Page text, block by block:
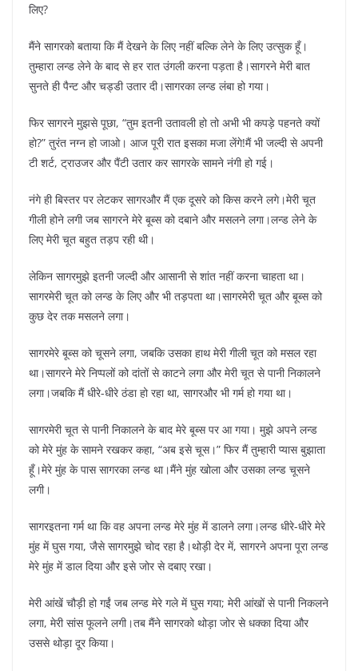
लिए?
मैंने सागरको बताया कि मैं देखने के लिए नहीं बल्कि लेने के लिए उत्सुक हूँ।
तुम्हारा लन्ड लेने के बाद से हर रात उंगली करना पड़ता है।सागरने मेरी बात
सुनते ही पैन्ट और चड्डी उतार दी।सागरका लन्ड लंबा हो गया।
फिर सागरने मुझसे पूछा, “तुम इतनी उतावली हो तो अभी भी कपड़े पहनते क्यों
हो?” तुरंत नग्न हो जाओ। आज पूरी रात इसका मजा लेंगे!मैं भी जल्दी से अपनी
टी शर्ट, ट्राउजर और पैंटी उतार कर सागरके सामने नंगी हो गई।
नंगे ही बिस्तर पर लेटकर सागरऔर मैं एक दूसरे को किस करने लगे।मेरी चूत
गीली होने लगी जब सागरने मेरे बूब्स को दबाने और मसलने लगा।लन्ड लेने के
लिए मेरी चूत बहुत तड़प रही थी।
लेकिन सागरमुझे इतनी जल्दी और आसानी से शांत नहीं करना चाहता था।
सागरमेरी चूत को लन्ड के लिए और भी तड़पता था।सागरमेरी चूत और बूब्स को
कुछ देर तक मसलने लगा।
सागरमेरे बूब्स को चूसने लगा, जबकि उसका हाथ मेरी गीली चूत को मसल रहा
था।सागरने मेरे निप्पलों को दांतों से काटने लगा और मेरी चूत से पानी निकालने
लगा।जबकि मैं धीरे-धीरे ठंडा हो रहा था, सागरऔर भी गर्म हो गया था।
सागरमेरी चूत से पानी निकालने के बाद मेरे बूब्स पर आ गया। मुझे अपने लन्ड
को मेरे मुंह के सामने रखकर कहा, “अब इसे चूस।” फिर मैं तुम्हारी प्यास बुझाता
हूँ।मेरे मुंह के पास सागरका लन्ड था।मैंने मुंह खोला और उसका लन्ड चूसने
लगी।
सागरइतना गर्म था कि वह अपना लन्ड मेरे मुंह में डालने लगा।लन्ड धीरे-धीरे मेरे
मुंह में घुस गया, जैसे सागरमुझे चोद रहा है।थोड़ी देर में, सागरने अपना पूरा लन्ड
मेरे मुंह में डाल दिया और इसे जोर से दबाए रखा।
मेरी आंखें चौड़ी हो गईं जब लन्ड मेरे गले में घुस गया; मेरी आंखों से पानी निकलने
लगा, मेरी सांस फूलने लगी।तब मैंने सागरको थोड़ा जोर से धक्का दिया और
उससे थोड़ा दूर किया।